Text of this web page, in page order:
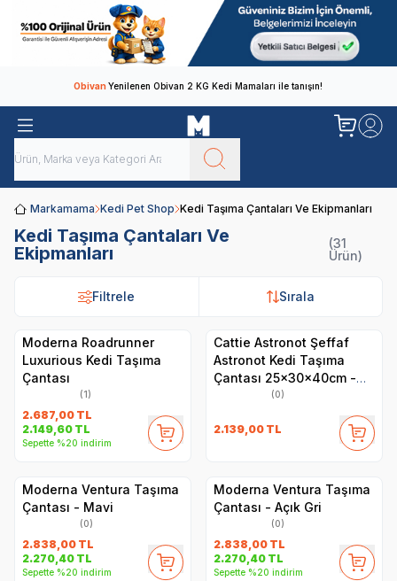
ObivanYenilenen Obivan 2 KG Kedi Mamaları ile tanışın!
Markamama Kedi Pet Shop Kedi Taşıma Çantaları Ve Ekipmanları
Kedi Taşıma Çantaları Ve
Ekipmanları
(31
Ürün)
Filtrele Sırala
Filtrele Sırala
Moderna Roadrunner
Luxurious Kedi Taşıma
Çantası
(1)
2.687,00 TL
2.149,60 TL
Sepette %20 indirim
Cattie Astronot Şeffaf
Astronot Kedi Taşıma
Çantası 25x30x40cm -
(0)
2.139,00 TL
Moderna Ventura Taşıma
Çantası - Mavi
(0)
2.838,00 TL
2.270,40 TL
Sepette %20 indirim
Moderna Ventura Taşıma
Çantası - Açık Gri
(0)
2.838,00 TL
2.270,40 TL
Sepette %20 indirim